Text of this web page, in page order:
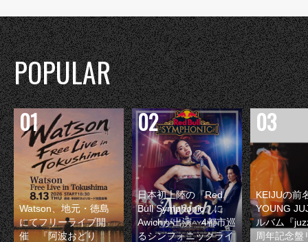
POPULAR
Watson、地元・徳島
にてフリーライブ開
催 『阿波おどり
日本初上陸の『Red
Bull Symphonic』に
Awichが出演 4都市巡
るシンフォニックライ
KEIJUの前
YOUNG
ルバム『
周年記念盤